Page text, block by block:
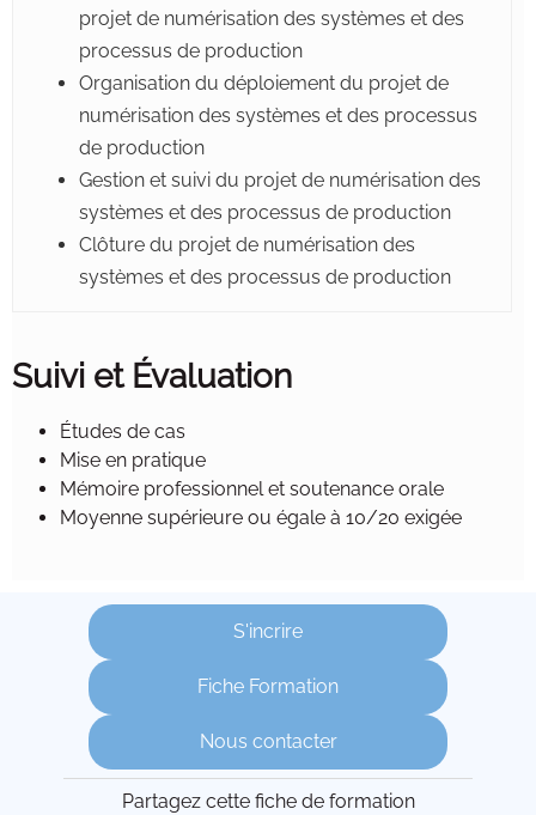
projet de numérisation des systèmes et des
processus de production
Organisation du déploiement du projet de
numérisation des systèmes et des processus
de production
Gestion et suivi du projet de numérisation des
systèmes et des processus de production
Clôture du projet de numérisation des
systèmes et des processus de production
Suivi et Évaluation
Études de cas
Mise en pratique
Mémoire professionnel et soutenance orale
Moyenne supérieure ou égale à 10/20 exigée
S'incrire
Fiche Formation
Nous contacter
Partagez cette fiche de formation